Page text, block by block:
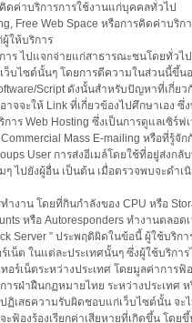
ดค่าบริการการใช้งานแก่บุคคลทั่วไป
Free Web Space หรือการคิดค่าบริก
ให้บริการ
าร ไปแจกจ่ายแก่สาธารณะชนโดยทั่ว
ว็บไซต์นั้นๆ โดยการตีความในส่วนนี้ขึ้
Script ดังนั้นสำหรับปัญหาที่เกี่ย
จจะให้ Link ที่เกี่ยวข้องไปศึกษาเอง
าร Web Hosting ซึ่งเป็นการดูแลเซิ
Mass E-mailing หรือที่รู้จั
User การส่งอีเมล์โดยใช้ที่อยู่ส่งก
ไปยังผู้อื่น เป็นต้น เมื่อตรวจพบจะดำ
ำงาน โดยที่กินกำลังของ CPU หรือ
หรือ Autoresponders ทำงานตลอ
Server ” ประพฤติผิดในข้อนี้ ผู้ใช้บริ
เน็ต ในแต่ละประเทศนั้นๆ ซึ่งผู้ใช้บริกา
เน็ตระหว่างประเทศ โดยมูลค่าการฟ้
ารฝ่าฝืนกฏหมายไทย ระหว่างประเท
ฏิเสธความรับผิดชอบแก่เว็บไซต์นั้น จ
ฟ้องร้องเรียกค่าเสียหายที่เกิดขึ้น โด